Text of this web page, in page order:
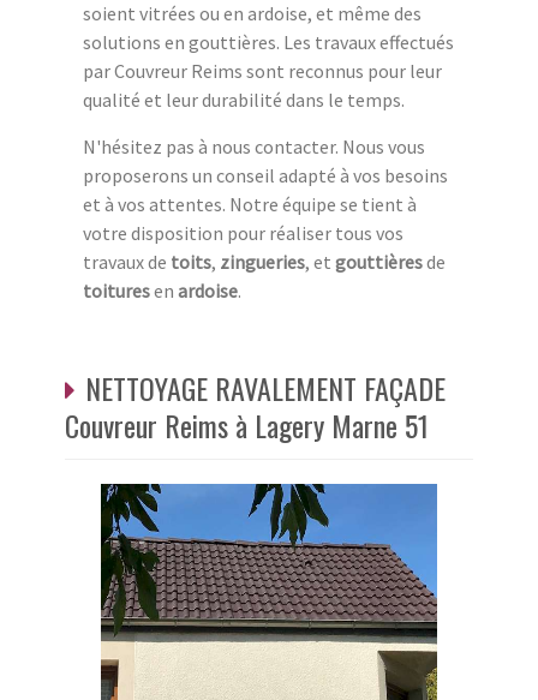
soient vitrées ou en ardoise, et même des
solutions en gouttières. Les travaux effectués
par Couvreur Reims sont reconnus pour leur
qualité et leur durabilité dans le temps.
N'hésitez pas à nous contacter. Nous vous
proposerons un conseil adapté à vos besoins
et à vos attentes. Notre équipe se tient à
votre disposition pour réaliser tous vos
travaux de toits, zingueries, et gouttièresde
toituresen ardoise.
NETTOYAGE RAVALEMENT FAÇADE
Couvreur Reims à Lagery Marne 51